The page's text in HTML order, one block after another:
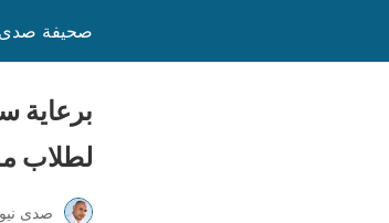
صحيفة
برعاية
لطلاب
صدى